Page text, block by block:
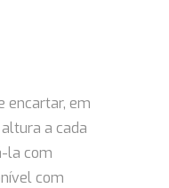
encartar, em
a cada
la com
com